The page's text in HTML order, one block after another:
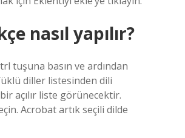
nasıl yapılır?
tuşuna basın ve ardından
diller listesinden dili
açılır liste görünecektir.
Acrobat artık seçili dilde